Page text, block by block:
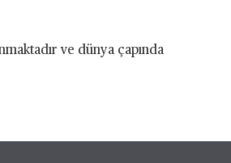
ve dünya çapında